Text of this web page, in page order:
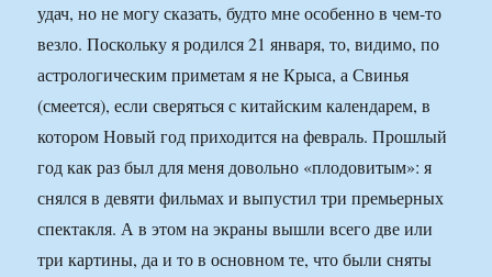
удач, но не могу сказать, будто мне особенно в чем-то
везло. Поскольку я родился 21 января, то, видимо, по
астрологическим приметам я не Крыса, а Свинья
(смеется), если сверяться с китайским календарем, в
котором Новый год приходится на февраль. Прошлый
год как раз был для меня довольно «плодовитым»: я
снялся в девяти фильмах и выпустил три премьерных
спектакля. А в этом на экраны вышли всего две или
три картины, да и то в основном те, что были сняты